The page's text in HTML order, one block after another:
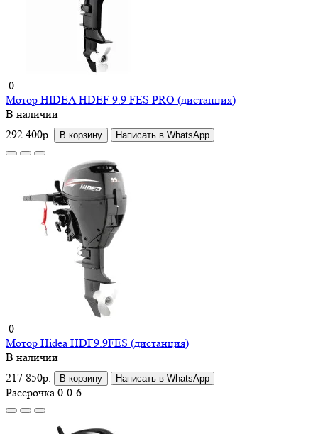
0
Мотор HIDEA HDEF 9.9 FES PRO (дистанция)
В наличии
292 400р.
В корзину Написать в WhatsApp
0
Мотор Hidea HDF9.9FES (дистанция)
В наличии
217 850р.
В корзину Написать в WhatsApp
Рассрочка 0-0-6